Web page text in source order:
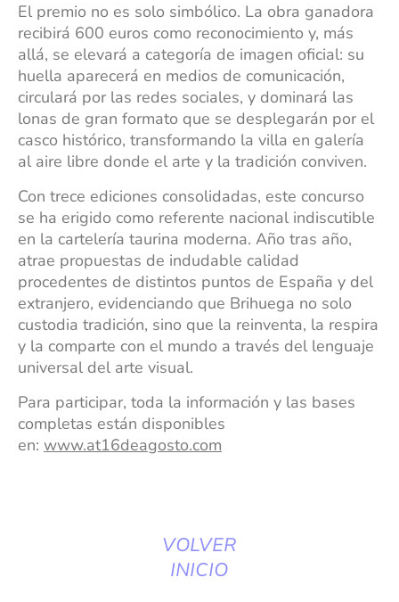
El premio no es solo simbólico. La obra ganadora
recibirá 600 euros como reconocimiento y, más
allá, se elevará a categoría de imagen oficial: su
huella aparecerá en medios de comunicación,
circulará por las redes sociales, y dominará las
lonas de gran formato que se desplegarán por el
casco histórico, transformando la villa en galería
al aire libre donde el arte y la tradición conviven.
Con trece ediciones consolidadas, este concurso
se ha erigido como referente nacional indiscutible
en la cartelería taurina moderna. Año tras año,
atrae propuestas de indudable calidad
procedentes de distintos puntos de España y del
extranjero, evidenciando que Brihuega no solo
custodia tradición, sino que la reinventa, la respira
y la comparte con el mundo a través del lenguaje
universal del arte visual.
Para participar, toda la información y las bases
completas están disponibles
en: www.at16deagosto.com
VOLVER
INICIO